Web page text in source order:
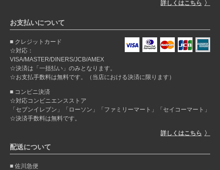
詳しくはこちら
お支払いについて
クレジットカード
☆対応：
VISA/MASTER/DINERS/JCB/AMEX
☆決済は「一括払い」のみとなります。
☆お支払手数料は無料です。（当店における決済に限ります）
コンビニ決済
☆対応コンビニエンスストア
「セブンイレブン」「ローソン」「ファミリーマート」「セイコーマート」
☆決済手数料は無料です。
詳しくはこちら
配送について
佐川急便